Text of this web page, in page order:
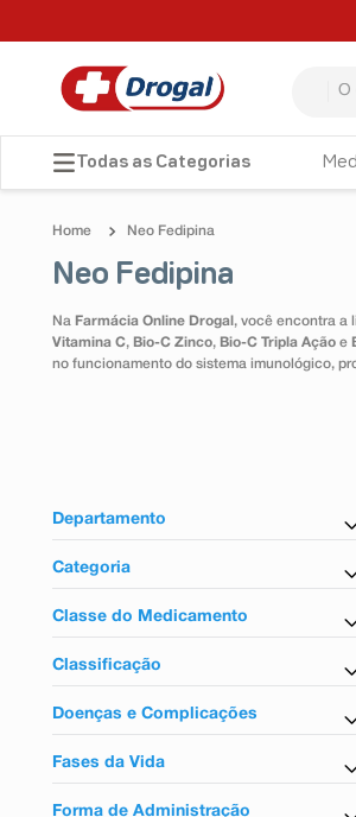
Neo Fedipina
Neo Fedipina
Na Farmácia Online Drogal , você encontra a
Vitamina C, Bio-C Zinco, Bio-C Tripla Ação e
no funcionamento do sistema imunológico,
Departamento
Medicamentos
Categoria
Anti-Hipertensivo
Classe do Medicamento
Anti-hipertensivos
Classificação
Tarja vermelha
Doenças e Complicações
Para pressão alta
Fases da Vida
Para adultos
Forma de Administração
4º
5º
9º